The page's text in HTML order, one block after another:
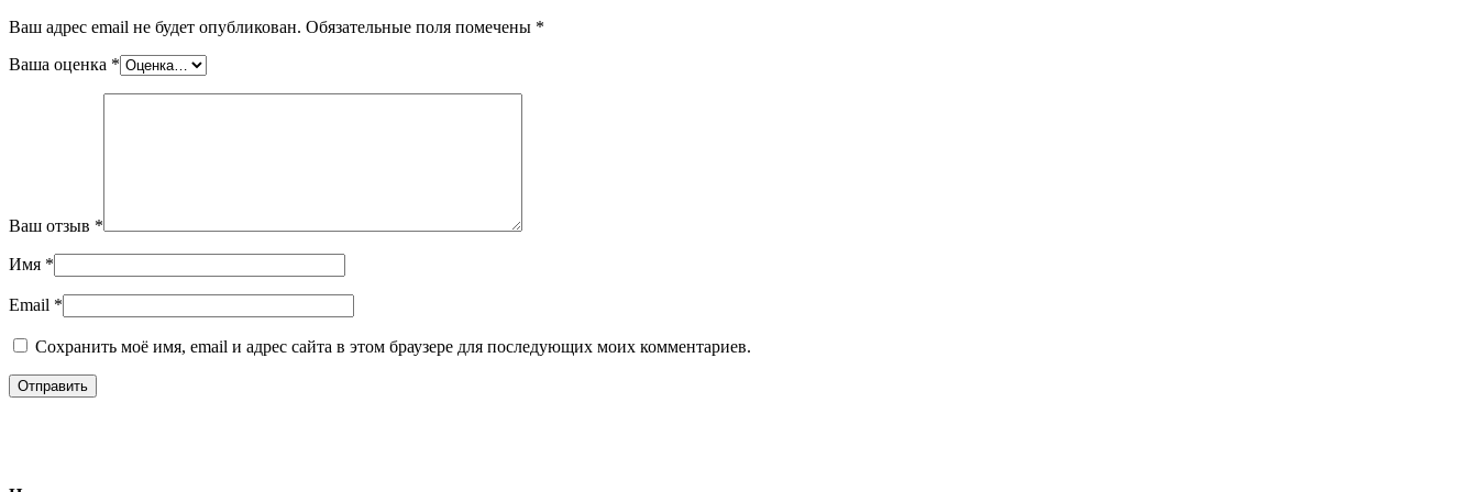
Ваш адрес email не будет опубликован. Обязательные поля помечены *
Ваша оценка *
Ваш отзыв *
Имя *
Email *
Сохранить моё имя, email и адрес сайта в этом браузере для последующих моих комментариев.